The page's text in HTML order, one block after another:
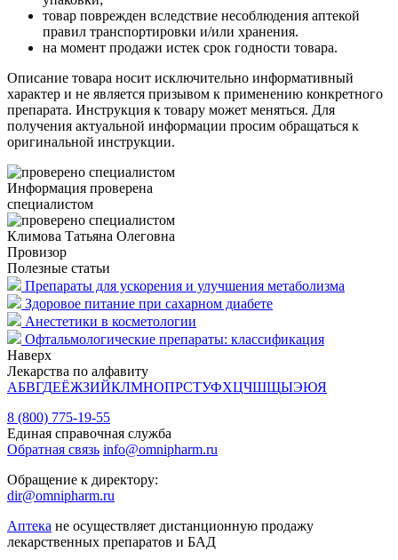
товар поврежден вследствие несоблюдения аптекой
правил транспортировки и/или хранения.
на момент продажи истек срок годности товара.
Описание товара носит исключительно информативный
характер и не является призывом к применению конкретного
препарата. Инструкция к товару может меняться. Для
получения актуальной информации просим обращаться к
оригинальной инструкции.
Информация проверена
специалистом
Климова Татьяна Олеговна
Провизор
Полезные статьи
Препараты для ускорения и улучшения метаболизма
Здоровое питание при сахарном диабете
Анестетики в косметологии
Офтальмологические препараты: классификация
Наверх
Лекарства по алфавиту
АБВГДЕЁЖЗИЙКЛМНОПРСТУФХЦЧШЩЫЭЮЯ
8 (800) 775-19-55
Единая справочная служба
Обратная связь info@omnipharm.ru
Обращение к директору:
dir@omnipharm.ru
Аптека не осуществляет дистанционную продажу
лекарственных препаратов и БАД